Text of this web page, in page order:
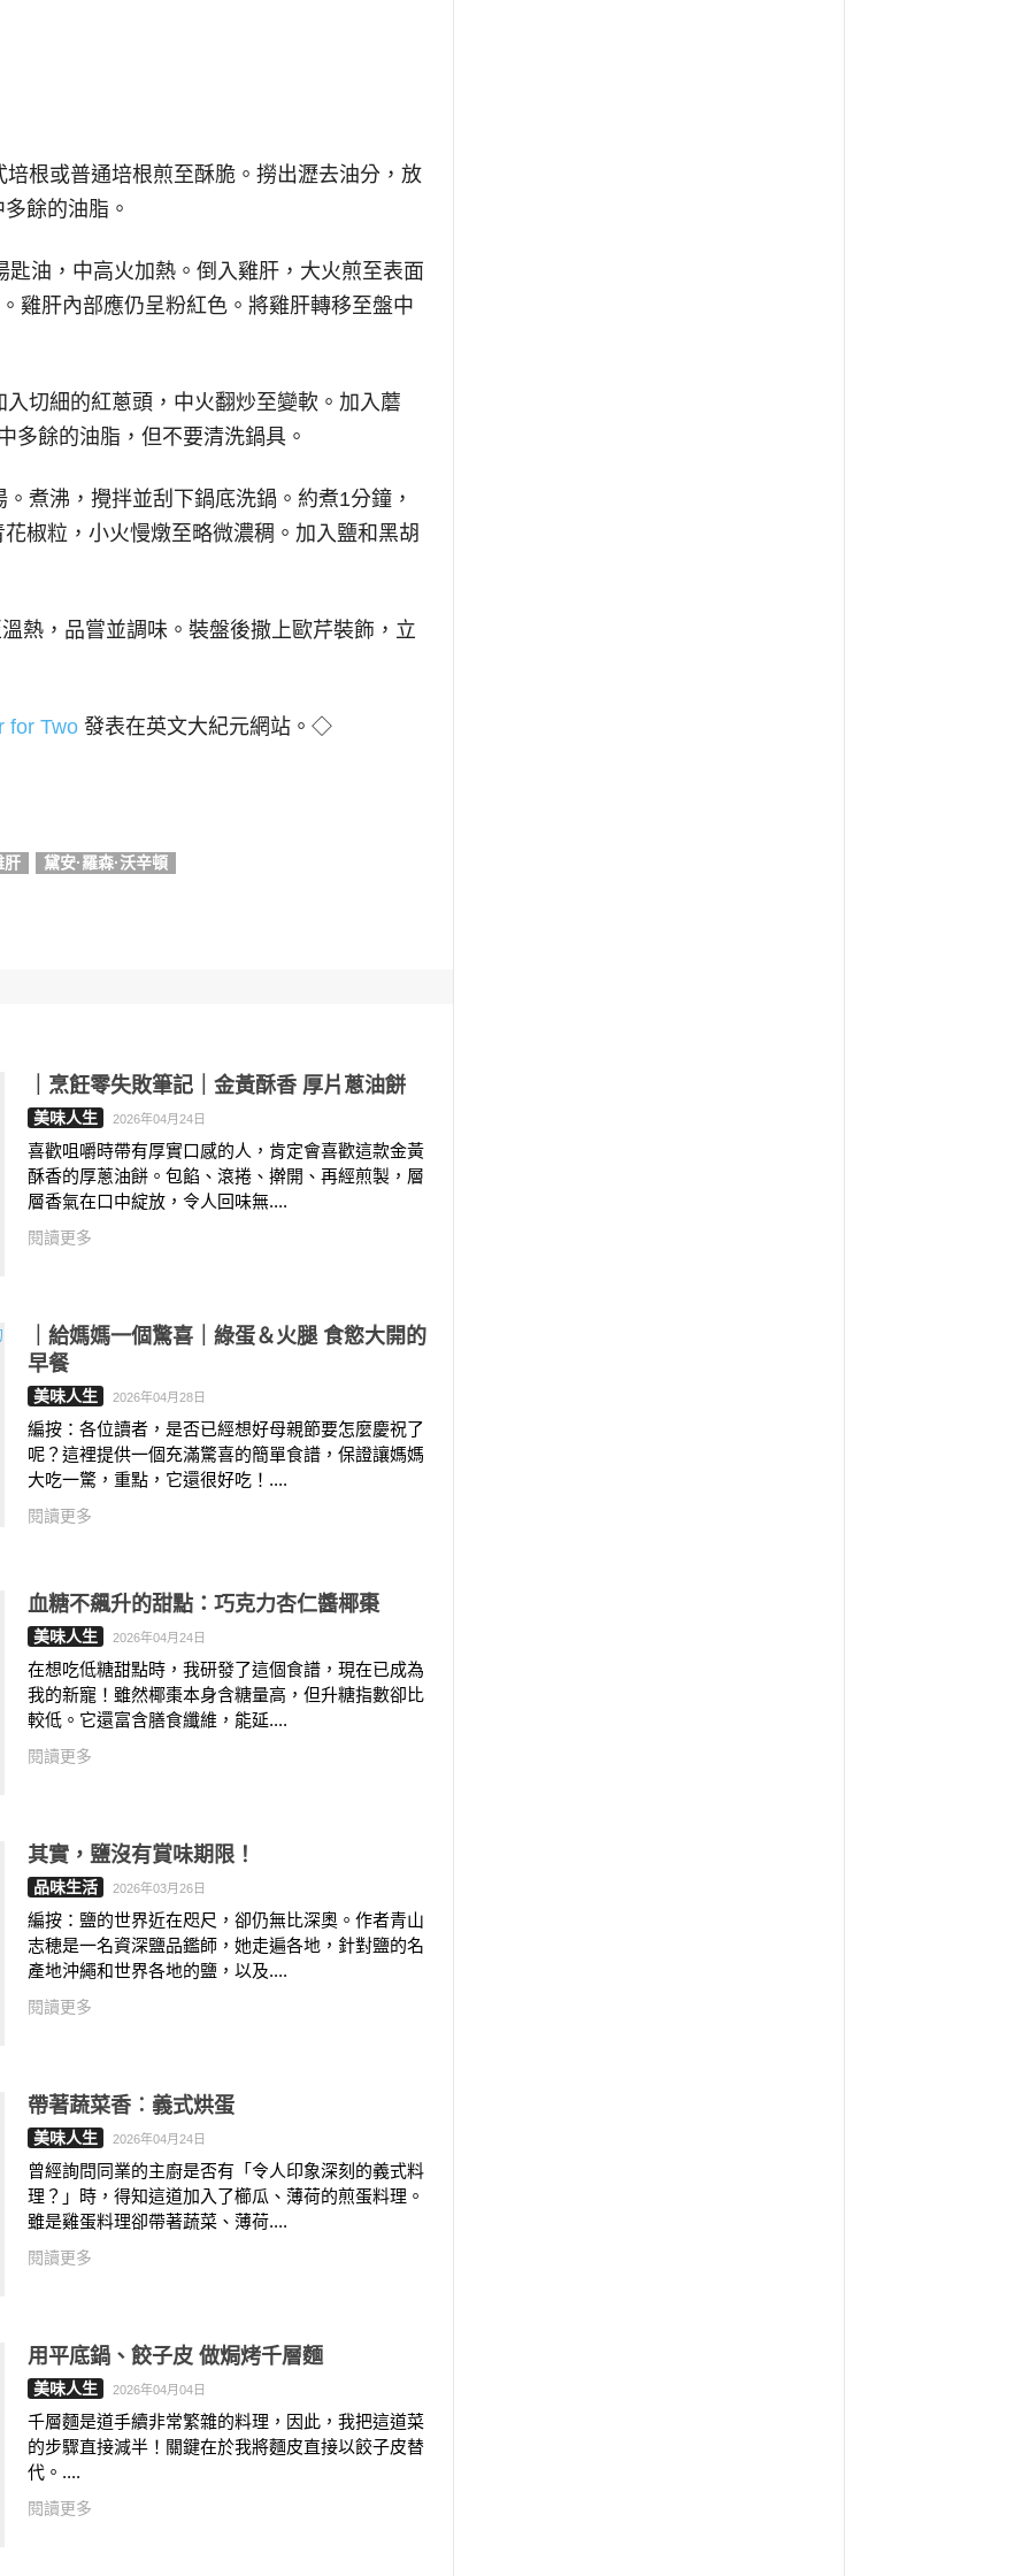
根或普通培根煎至酥脆。撈出瀝去油分，放
餘的油脂。
油，中高火加熱。倒入雞肝，大火煎至表面
雞肝內部應仍呈粉紅色。將雞肝轉移至盤中
切細的紅蔥頭，中火翻炒至變軟。加入蘑
多餘的油脂，但不要清洗鍋具。
煮沸，攪拌並刮下鍋底洗鍋。約煮1分鐘，
椒粒，小火慢燉至略微濃稠。加入鹽和黑胡
熱，品嘗並調味。裝盤後撒上歐芹裝飾，立
for Two發表在英文大紀元網站。◇
肝 黛安·羅森·沃辛頓
｜烹飪零失敗筆記｜金黃酥香 厚片蔥油餅
美味人生 2026年04月24日
喜歡咀嚼時帶有厚實口感的人，肯定會喜歡這款金黃
酥香的厚蔥油餅。包餡、滾捲、擀開、再經煎製，層
層香氣在口中綻放，令人回味無....
閱讀更多
｜給媽媽一個驚喜｜綠蛋＆火腿 食慾大開的
早餐
美味人生 2026年04月28日
編按：各位讀者，是否已經想好母親節要怎麼慶祝了
呢？這裡提供一個充滿驚喜的簡單食譜，保證讓媽媽
大吃一驚，重點，它還很好吃！....
閱讀更多
血糖不飆升的甜點：巧克力杏仁醬椰棗
美味人生 2026年04月24日
在想吃低糖甜點時，我研發了這個食譜，現在已成為
我的新寵！雖然椰棗本身含糖量高，但升糖指數卻比
較低。它還富含膳食纖維，能延....
閱讀更多
其實，鹽沒有賞味期限！
品味生活 2026年03月26日
編按：鹽的世界近在咫尺，卻仍無比深奧。作者青山
志穂是一名資深鹽品鑑師，她走遍各地，針對鹽的名
產地沖繩和世界各地的鹽，以及....
閱讀更多
帶著蔬菜香︰義式烘蛋
美味人生 2026年04月24日
曾經詢問同業的主廚是否有「令人印象深刻的義式料
理？」時，得知這道加入了櫛瓜、薄荷的煎蛋料理。
雖是雞蛋料理卻帶著蔬菜、薄荷....
閱讀更多
用平底鍋、餃子皮 做焗烤千層麵
美味人生 2026年04月04日
千層麵是道手續非常繁雜的料理，因此，我把這道菜
的步驟直接減半！關鍵在於我將麵皮直接以餃子皮替
代。....
閱讀更多